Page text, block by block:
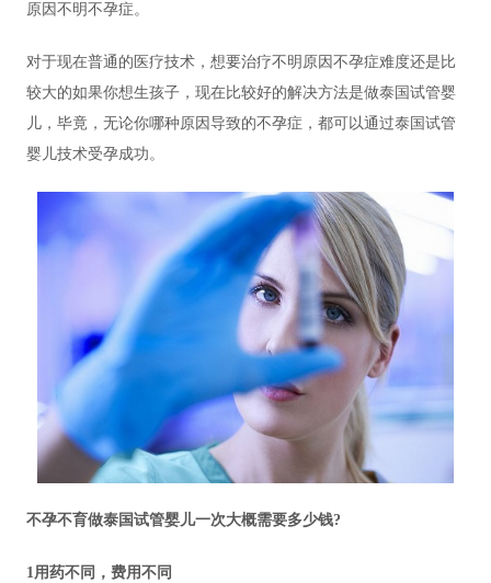
原因不明不孕症。
对于现在普通的医疗技术，想要治疗不明原因不孕症难度还是比
较大的如果你想生孩子，现在比较好的解决方法是做泰国试管婴
儿，毕竟，无论你哪种原因导致的不孕症，都可以通过泰国试管
婴儿技术受孕成功。
不孕不育做泰国试管婴儿一次大概需要多少钱?
1用药不同，费用不同